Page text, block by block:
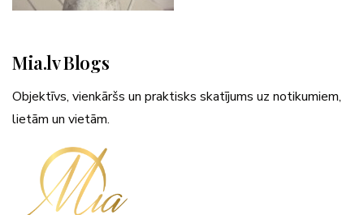
Mia.lv Blogs
Objektīvs, vienkāršs un praktisks skatījums uz notikumiem,
lietām un vietām.